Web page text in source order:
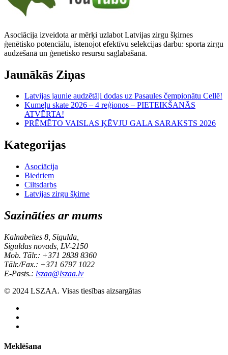
Asociācija izveidota ar mērķi uzlabot Latvijas zirgu šķirnes
ģenētisko potenciālu, īstenojot efektīvu selekcijas darbu: sporta zirgu
audzēšanā un ģenētisko resursu saglabāšanā.
Jaunākās Ziņas
Latvijas jaunie audzētāji dodas uz Pasaules čempionātu Cellē!
Kumeļu skate 2026 – 4 reģionos – PIETEIKŠANĀS
ATVĒRTA!
PRĒMĒTO VAISLAS ĶĒVJU GALA SARAKSTS 2026
Kategorijas
Asociācija
Biedriem
Ciltsdarbs
Latvijas zirgu šķirne
Sazināties ar mums
Kalnabeites 8, Sigulda,
Siguldas novads, LV-2150
Mob. Tālr.: +371 2838 8360
Tālr./Fax.: +371 6797 1022
E-Pasts.: lszaa@lszaa.lv
© 2024 LSZAA. Visas tiesības aizsargātas
Meklēšana